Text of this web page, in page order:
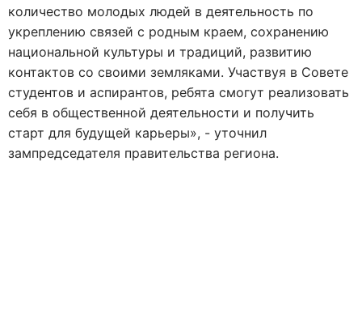
количество молодых людей в деятельность по
укреплению связей с родным краем, сохранению
национальной культуры и традиций, развитию
контактов со своими земляками. Участвуя в Совете
студентов и аспирантов, ребята смогут реализовать
себя в общественной деятельности и получить
старт для будущей карьеры», - уточнил
зампредседателя правительства региона.